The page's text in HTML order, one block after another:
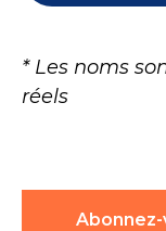
* Les noms
réels